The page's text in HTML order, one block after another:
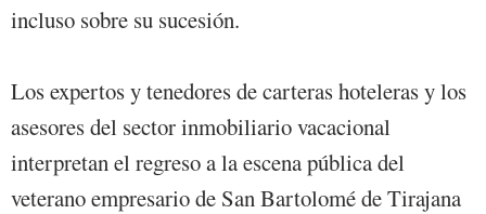
incluso sobre su sucesión.
Los expertos y tenedores de carteras hoteleras y los
asesores del sector inmobiliario vacacional
interpretan el regreso a la escena pública del
veterano empresario de San Bartolomé de Tirajana